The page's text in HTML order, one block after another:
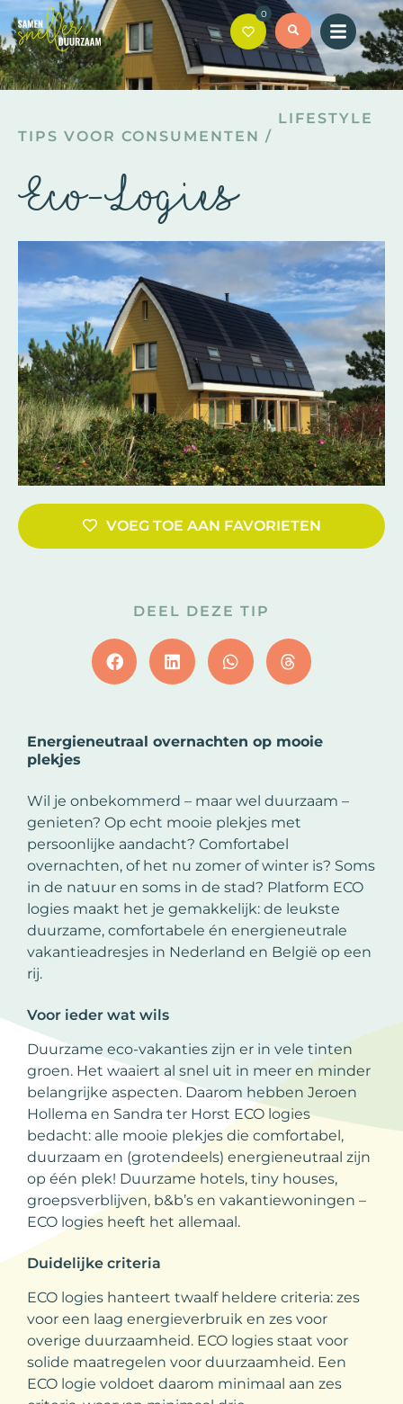
0
TIPS VOOR CONSUMENTEN /
LIFESTYLE
Eco-Logies
Energieneutraal overnachten op mooie
plekjes
Wil je onbekommerd – maar wel duurzaam –
genieten? Op echt mooie plekjes met
persoonlijke aandacht? Comfortabel
overnachten, of het nu zomer of winter is? Soms
in de natuur en soms in de stad? Platform ECO
logies maakt het je gemakkelijk: de leukste
duurzame, comfortabele én energieneutrale
vakantieadresjes in Nederland en België op een
rij.
Voor ieder wat wils
Duurzame eco-vakanties zijn er in vele tinten
groen. Het waaiert al snel uit in meer en minder
belangrijke aspecten. Daarom hebben Jeroen
Hollema en Sandra ter Horst ECO logies
bedacht: alle mooie plekjes die comfortabel,
duurzaam en (grotendeels) energieneutraal zijn
op één plek! Duurzame hotels, tiny houses,
groepsverblijven, b&b’s en vakantiewoningen –
ECO logies heeft het allemaal.
Duidelijke criteria
ECO logies hanteert twaalf heldere criteria: zes
voor een laag energieverbruik en zes voor
overige duurzaamheid. ECO logies staat voor
solide maatregelen voor duurzaamheid. Een
ECO logie voldoet daarom minimaal aan zes
VOEG TOE AAN FAVORIETEN
DEEL DEZE TIP